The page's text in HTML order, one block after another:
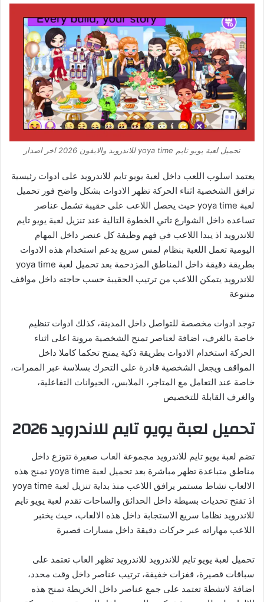
تحميل لعبة يويو تايم yoya time للاندرويد والايفون 2026 اخر اصدار
يعتمد اسلوب اللعب داخل لعبة يويو تايم للاندرويد على ادوات رئيسية
ترافق الشخصية اثناء الحركة تظهر الادوات بشكل واضح فور تحميل
لعبة yoya time حيث يحصل اللاعب على حقيبة تشمل عناصر
تساعده داخل الشوارع تاتي الخطوة التالية عند تنزيل لعبة يويو تايم
للاندرويد اذ يبدا اللاعب في فهم وظيفة كل عنصر داخل المهام
اليومية تعمل اللعبة بنظام لمس سريع يدعم استخدام هذه الادوات
بطريقة دقيقة داخل المناطق المزدحمة بعد تحميل لعبة yoya time
للاندرويد يتمكن اللاعب من ترتيب الحقيبة حسب حاجته داخل مواقف
متنوعة
توجد ادوات مخصصة للتواصل داخل المدينة، كذلك ادوات تنظيم
خاصة بالغرف، اضافة لعناصر تمنح الشخصية مرونة اعلى اثناء
الحركة استخدام الادوات بطريقة ذكية يمنح تحكما كاملا داخل
المواقف ويجعل الشخصية قادرة على التحرك بسلاسة عبر الممرات،
خاصة عند التعامل مع المتاجر، الملابس، الحيوانات التفاعلية،
والغرف القابلة للتخصيص
تحميل لعبة يويو تايم للاندرويد 2026
تضم لعبة يويو تايم للاندرويد مجموعة العاب صغيرة تتوزع داخل
مناطق متباعدة تظهر مباشرة بعد تحميل لعبة yoya time تمنح هذه
الالعاب نشاط مستمر يرافق اللاعب منذ بداية تنزيل لعبة yoya time
اذ تفتح تحديات بسيطة داخل الحدائق والساحات تقدم لعبة يويو تايم
للاندرويد نظاما سريع الاستجابة داخل هذه الالعاب، حيث يختبر
اللاعب مهاراته عبر حركات دقيقة داخل مسارات قصيرة
تحميل لعبة يويو تايم للاندرويد للاندرويد تظهر العاب تعتمد على
سباقات قصيرة، قفزات خفيفة، ترتيب عناصر داخل وقت محدد،
اضافة لانشطة تعتمد على جمع عناصر داخل الخريطة تمنح هذه